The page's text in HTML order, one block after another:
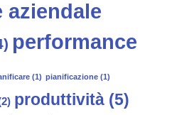
aziendale
performance
(1) pianificazione (1)
produttività (5)